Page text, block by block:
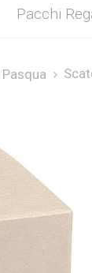
Pacchi
Pasqua